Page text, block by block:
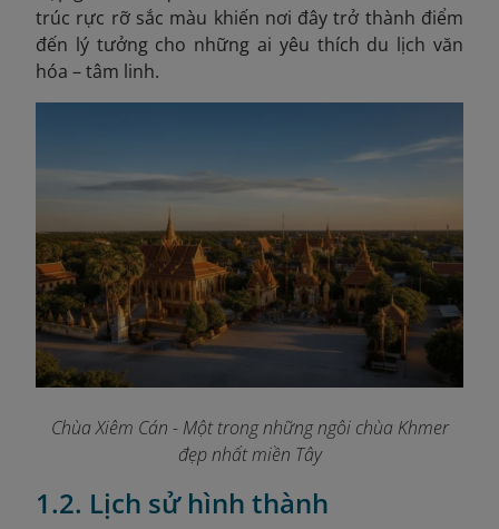
trúc rực rỡ sắc màu khiến nơi đây trở thành điểm
đến lý tưởng cho những ai yêu thích du lịch văn
hóa – tâm linh.
Chùa Xiêm Cán - Một trong những ngôi chùa Khmer
đẹp nhất miền Tây
1.2. Lịch sử hình thành